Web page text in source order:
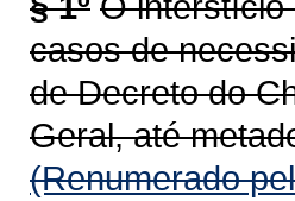
casos de
de Decreto do
Geral, até
(Renumerado